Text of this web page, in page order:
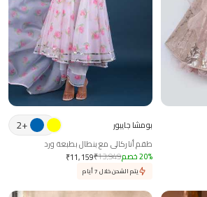
بومشا جايبور +
2
طقم أناركالي مع بنطال بطبعة ورد
₹11,159₹13,949 20% خصم
يتم الشحن خلال 7 أيام